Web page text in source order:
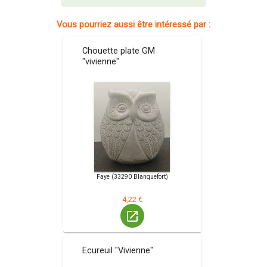
Vous pourriez aussi être intéressé par :
Chouette plate GM
"vivienne"
Faye (33290 Blanquefort)
4,22 €
launch
Ecureuil "Vivienne"